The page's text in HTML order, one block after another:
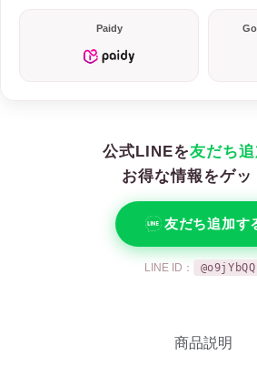
Paidy
公式LINEを友だち追
お得な情報をゲ
友だち追加す
LINE ID： @o9jYbQQ
商品説明